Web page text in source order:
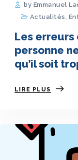
by Emmanuel
Actualités ,
Les
personne
qu’il soit
LIRE PLUS